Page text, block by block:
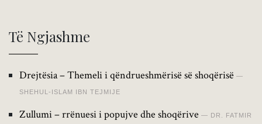
Të Ngjashme
Drejtësia – Themeli i qëndrueshmërisë së shoqërisë
SHEHUL-ISLAM IBN TEJMIJE
Zullumi – rrënuesi i popujve dhe shoqërive DR. FATMIR